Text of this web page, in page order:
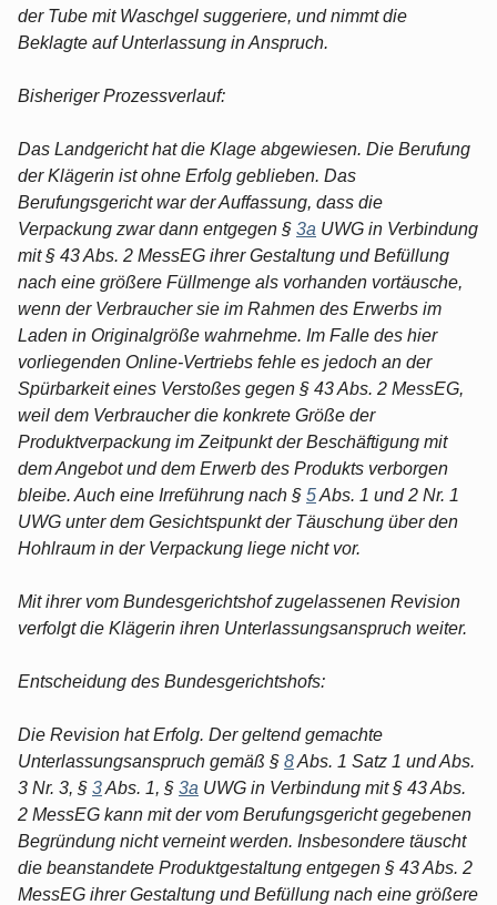
der Tube mit Waschgel suggeriere, und nimmt die
Beklagte auf Unterlassung in Anspruch.
Bisheriger Prozessverlauf:
Das Landgericht hat die Klage abgewiesen. Die Berufung
der Klägerin ist ohne Erfolg geblieben. Das
Berufungsgericht war der Auffassung, dass die
Verpackung zwar dann entgegen § 3a UWG in Verbindung
mit § 43 Abs. 2 MessEG ihrer Gestaltung und Befüllung
nach eine größere Füllmenge als vorhanden vortäusche,
wenn der Verbraucher sie im Rahmen des Erwerbs im
Laden in Originalgröße wahrnehme. Im Falle des hier
vorliegenden Online-Vertriebs fehle es jedoch an der
Spürbarkeit eines Verstoßes gegen § 43 Abs. 2 MessEG,
weil dem Verbraucher die konkrete Größe der
Produktverpackung im Zeitpunkt der Beschäftigung mit
dem Angebot und dem Erwerb des Produkts verborgen
bleibe. Auch eine Irreführung nach § 5Abs. 1 und 2 Nr. 1
UWG unter dem Gesichtspunkt der Täuschung über den
Hohlraum in der Verpackung liege nicht vor.
Mit ihrer vom Bundesgerichtshof zugelassenen Revision
verfolgt die Klägerin ihren Unterlassungsanspruch weiter.
Entscheidung des Bundesgerichtshofs:
Die Revision hat Erfolg. Der geltend gemachte
Unterlassungsanspruch gemäß § 8Abs. 1 Satz 1 und Abs.
3 Nr. 3, § 3Abs. 1, § 3a UWG in Verbindung mit § 43 Abs.
2 MessEG kann mit der vom Berufungsgericht gegebenen
Begründung nicht verneint werden. Insbesondere täuscht
die beanstandete Produktgestaltung entgegen § 43 Abs. 2
MessEG ihrer Gestaltung und Befüllung nach eine größere